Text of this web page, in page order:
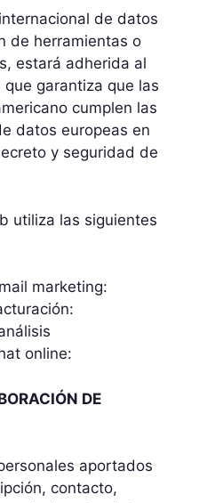
de datos
de herramientas o
estará adherida al
garantiza que las
cumplen las
datos europeas en
y seguridad de
utiliza las siguientes
marketing:
online:
DE
aportados
contacto,